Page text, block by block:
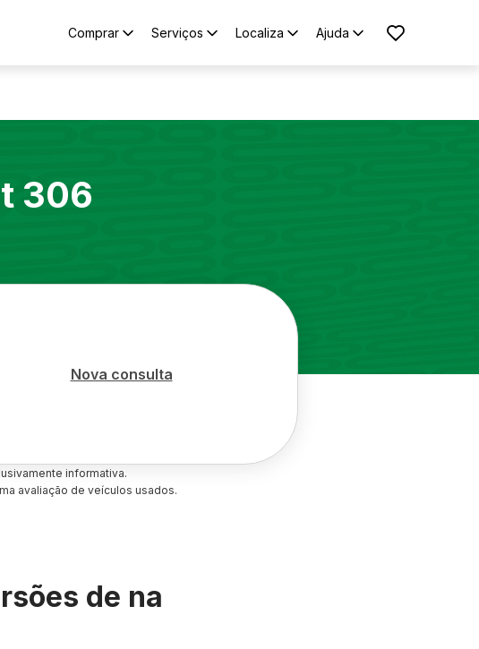
Comprar Serviços Localiza Ajuda
306
Nova consulta
informativa.
avaliação de veículos usados.
de na